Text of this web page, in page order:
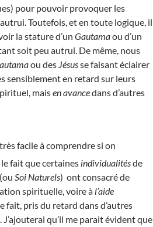
pour pouvoir provoquer les
Toutefois, et en toute logique, il
la stature d’un Gautamaou d’un
soit peu autrui. De même, nous
ou des Jésusse faisant éclairer
sensiblement en retard sur leurs
maisen avancedans d’autres
facile à comprendre si on
fait que certaines individualitésde
Soi Naturels) ont consacré de
spirituelle, voire à l’aide
fait, pris du retard dans d’autres
qu’il me parait évident que